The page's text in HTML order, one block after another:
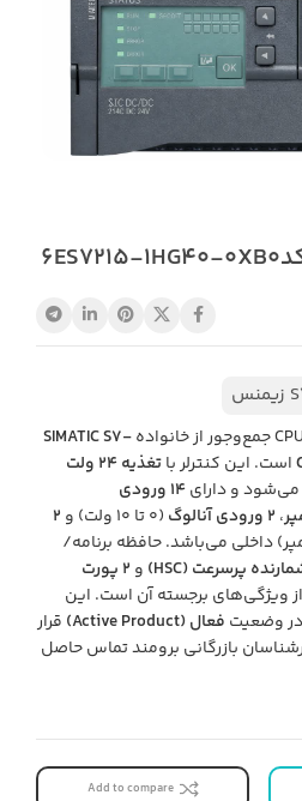
SIMATIC S7-
است. این کنترلر با
تغذیه ۲۴ ولت
و دارای
۱۴ ورودی
، ۲ ورودی آنالوگ (۰ تا ۱۰ ولت) و
۲
میلی‌آمپر) داخلی می‌باشد. حافظه برنامه/
و
۲ پورت
ویژگی‌های برجسته آن است. این
وضعیت فعال (Active Product)
قرار
بازرگانی برومند تماس حاصل
Add to compare